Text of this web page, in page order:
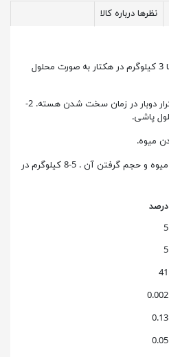
نظرها درباره کالا
بعد از تشکیل میوه . 2 تا 3 کیلوگرم در هکتار به صورت محلول
در طی مرحله تولید و تکرار دوبار در زمان سخت شدن هسته. 2-
بعد از تشکیل میوه و حجم گرفتن آن . 5-8 کیلوگرم در
درصد
5
5
41
0.002
0.13
0.05